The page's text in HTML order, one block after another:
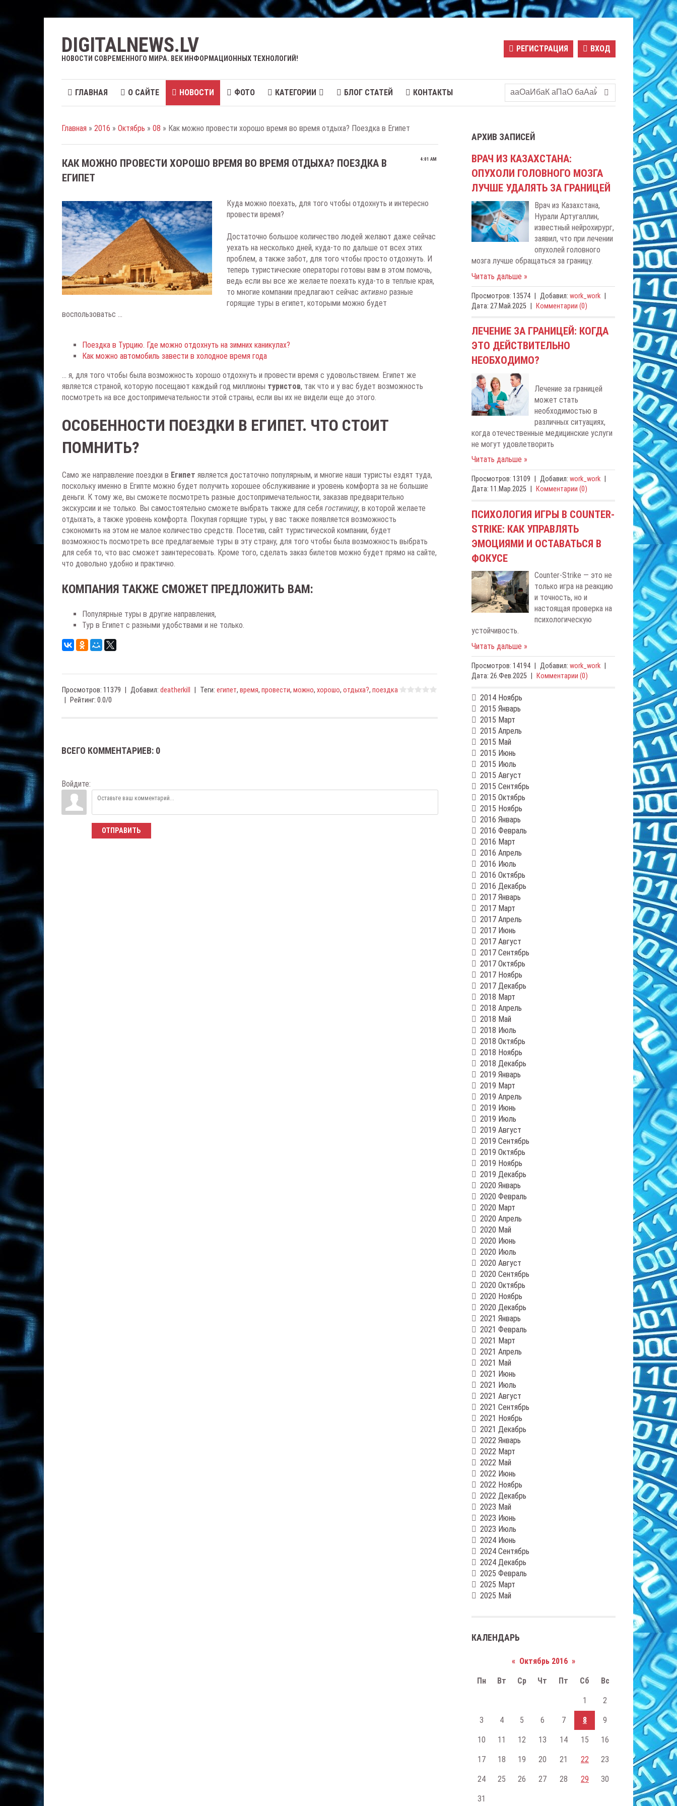
DIGITALNEWS.LV
НОВОСТИ СОВРЕМЕННОГО МИРА. ВЕК ИНФОРМАЦИОННЫХ ТЕХНОЛОГИЙ!
РЕГИСТРАЦИЯ ВХОД
ГЛАВНАЯ О САЙТЕ НОВОСТИ ФОТО КАТЕГОРИИ БЛОГ СТАТЕЙ КОНТАКТЫ
Главная »2016 » Октябрь » 08 » Как можно провести хорошо время во время отдыха? Поездка в Египет
4:01 AM
КАК МОЖНО ПРОВЕСТИ ХОРОШО ВРЕМЯ ВО ВРЕМЯ ОТДЫХА? ПОЕЗДКА В
ЕГИПЕТ
Куда можно поехать, для того чтобы отдохнуть и интересно
провести время?
Достаточно большое количество людей желают даже сейчас
уехать на несколько дней, куда-то по дальше от всех этих
проблем, а также забот, для того чтобы просто отдохнуть. И
теперь туристические операторы готовы вам в этом помочь,
ведь если вы все же желаете поехать куда-то в теплые края,
то многие компании предлагают сейчасактивноразные
горящие туры в египет, которыми можно будет
воспользоватьс ...
Поездка в Турцию. Где можно отдохнуть на зимних каникулах?
Как можно автомобиль завести в холодное время года
... я, для того чтобы была возможность хорошо отдохнуть и провести время с удовольствием. Египет же
является страной, которую посещают каждый год миллионы туристов, так что и у вас будет возможность
посмотреть на все достопримечательности этой страны, если вы их не видели еще до этого.
ОСОБЕННОСТИ ПОЕЗДКИ В ЕГИПЕТ. ЧТО СТОИТ
ПОМНИТЬ?
Само же направление поездки в Египетявляется достаточно популярным, и многие наши туристы ездят туда,
поскольку именно в Египте можно будет получить хорошее обслуживание и уровень комфорта за не большие
деньги. К тому же, вы сможете посмотреть разные достопримечательности, заказав предварительно
экскурсии и не только. Вы самостоятельно сможете выбрать также для себягостиницу, в которой желаете
отдыхать, а также уровень комфорта. Покупая горящие туры, у вас также появляется возможность
сэкономить на этом не малое количество средств. Посетив, сайт туристической компании, будет
возможность посмотреть все предлагаемые туры в эту страну, для того чтобы была возможность выбрать
для себя то, что вас сможет заинтересовать. Кроме того, сделать заказ билетов можно будет прямо на сайте,
что довольно удобно и практично.
КОМПАНИЯ ТАКЖЕ СМОЖЕТ ПРЕДЛОЖИТЬ ВАМ:
Популярные туры в другие направления,
Тур в Египет с разными удобствами и не только.
Просмотров: 11379 Добавил: deatherkill Теги: египет,время,провести,можно,хорошо,отдыха?,поездка
Рейтинг: 0.0/0
ВСЕГО КОММЕНТАРИЕВ: 0
Войдите:
ОТПРАВИТЬ
АРХИВ ЗАПИСЕЙ
ВРАЧ ИЗ КАЗАХСТАНА:
ОПУХОЛИ ГОЛОВНОГО МОЗГА
ЛУЧШЕ УДАЛЯТЬ ЗА ГРАНИЦЕЙ
Врач из Казахстана,
Нурали Артугаллин,
известный нейрохирург,
заявил, что при лечении
опухолей головного
мозга лучше обращаться за границу.
Читать дальше »
Просмотров: 13574 Добавил: work_work
Дата: 27.Май.2025 Комментарии (0)
ЛЕЧЕНИЕ ЗА ГРАНИЦЕЙ: КОГДА
ЭТО ДЕЙСТВИТЕЛЬНО
НЕОБХОДИМО?
Лечение за границей
может стать
необходимостью в
различных ситуациях,
когда отечественные медицинские услуги
не могут удовлетворить
Читать дальше »
Просмотров: 13109 Добавил: work_work
Дата: 11.Мар.2025 Комментарии (0)
ПСИХОЛОГИЯ ИГРЫ В COUNTER-
STRIKE: КАК УПРАВЛЯТЬ
ЭМОЦИЯМИ И ОСТАВАТЬСЯ В
ФОКУСЕ
Counter-Strike — это не
только игра на реакцию
и точность, но и
настоящая проверка на
психологическую
устойчивость.
Читать дальше »
Просмотров: 14194 Добавил: work_work
Дата: 26.Фев.2025 Комментарии (0)
2014 Ноябрь
2015 Январь
2015 Март
2015 Апрель
2015 Май
2015 Июнь
2015 Июль
2015 Август
2015 Сентябрь
2015 Октябрь
2015 Ноябрь
2016 Январь
2016 Февраль
2016 Март
2016 Апрель
2016 Июль
2016 Октябрь
2016 Декабрь
2017 Январь
2017 Март
2017 Апрель
2017 Июнь
2017 Август
2017 Сентябрь
2017 Октябрь
2017 Ноябрь
2017 Декабрь
2018 Март
2018 Апрель
2018 Май
2018 Июль
2018 Октябрь
2018 Ноябрь
2018 Декабрь
2019 Январь
2019 Март
2019 Апрель
2019 Июнь
2019 Июль
2019 Август
2019 Сентябрь
2019 Октябрь
2019 Ноябрь
2019 Декабрь
2020 Январь
2020 Февраль
2020 Март
2020 Апрель
2020 Май
2020 Июнь
2020 Июль
2020 Август
2020 Сентябрь
2020 Октябрь
2020 Ноябрь
2020 Декабрь
2021 Январь
2021 Февраль
2021 Март
2021 Апрель
2021 Май
2021 Июнь
2021 Июль
2021 Август
2021 Сентябрь
2021 Ноябрь
2021 Декабрь
2022 Январь
2022 Март
2022 Май
2022 Июнь
2022 Ноябрь
2022 Декабрь
2023 Май
2023 Июнь
2023 Июль
2024 Июнь
2024 Сентябрь
2024 Декабрь
2025 Февраль
2025 Март
2025 Май
КАЛЕНДАРЬ
« Октябрь 2016 »
Пн Вт Ср Чт Пт Сб Вс
1 2
3 4 5 6 7 8 9
10 11 12 13 14 15 16
17 18 19 20 21 22 23
24 25 26 27 28 29 30
31